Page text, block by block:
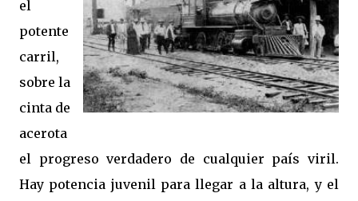
el
potente
carril,
sobre la
cinta de
acerota
el progreso verdadero de cualquier país viril.
Hay potencia juvenil para llegar a la altura, y el